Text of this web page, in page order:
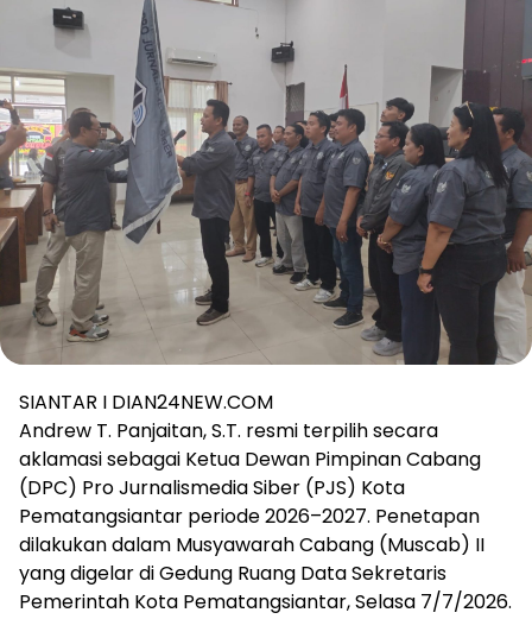
SIANTAR I DIAN24NEW.COM
Andrew T. Panjaitan, S.T. resmi terpilih secara
aklamasi sebagai Ketua Dewan Pimpinan Cabang
(DPC) Pro Jurnalismedia Siber (PJS) Kota
Pematangsiantar periode 2026–2027. Penetapan
dilakukan dalam Musyawarah Cabang (Muscab) II
yang digelar di Gedung Ruang Data Sekretaris
Pemerintah Kota Pematangsiantar, Selasa 7/7/2026.